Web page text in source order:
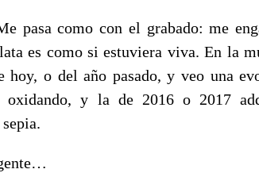
pasa como con el grabado: me
es como si estuviera viva. En la
hoy, o del año pasado, y veo una
y la de 2016 o 2017